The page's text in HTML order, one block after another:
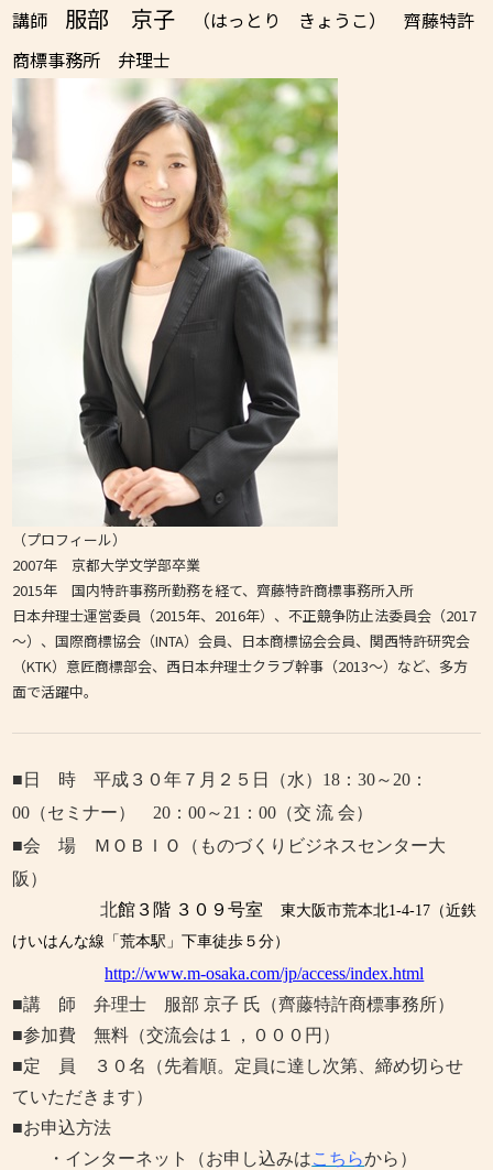
講師 服部 京子 （はっとり きょうこ） 齊藤特許
商標事務所 弁理士
（プロフィール）
2007年 京都大学文学部卒業
2015年 国内特許事務所勤務を経て、齊藤特許商標事務所入所
日本弁理士運営委員（2015年、2016年）、不正競争防止法委員会（2017
～）、国際商標協会（INTA）会員、日本商標協会会員、関西特許研究会
（KTK）意匠商標部会、西日本弁理士クラブ幹事（2013～）など、多方
面で活躍中。
■日 時 平成３０年７月２ ５ 日（水） 18 ：30～ 20 ：
00 （セミナー） 20 ：00～ 21 ：00 （交 流 会）
■会 場 ＭＯＢＩＯ（ものづくりビジネスセンター大
阪）
北館３階 ３０９号室 東大阪市荒本北1-4-17 （近鉄
けいはんな線「荒本駅」下車徒歩５分）
http://www.m-osaka.com/jp/access/index.html
■講 師 弁理士 服部 京子 氏（齊藤特許商標事務所）
■参加費 無料（交流会は１，０００円）
■定 員 ３０名（先着順。定員に達し次第、締め切らせ
ていただきます）
■お申込方法
・ インターネット（お申し込みはこちらから）